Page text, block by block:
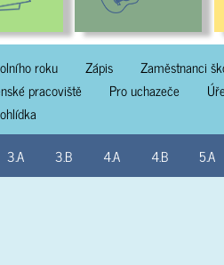
roku Zápis Zaměstnanci
pracoviště Pro uchazeče
3.A 3.B 4.A 4.B 5.A